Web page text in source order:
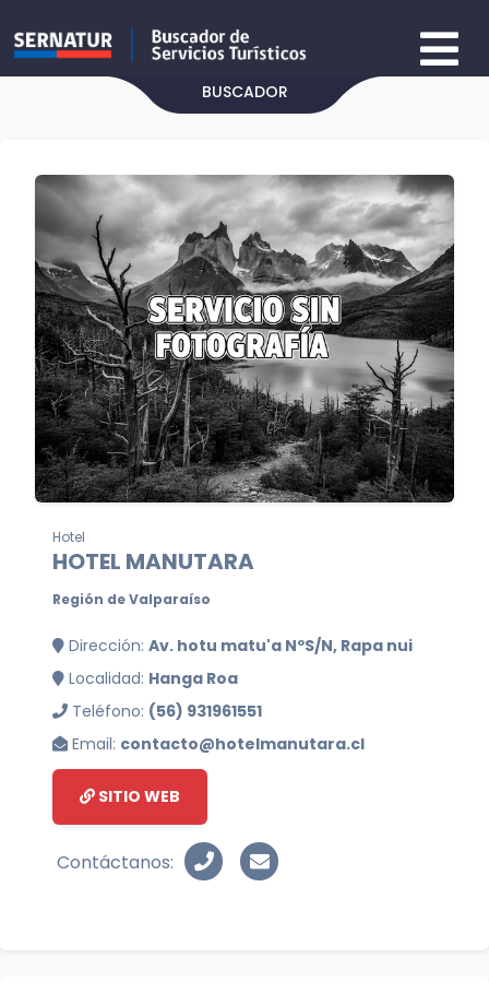
BUSCADOR
Hotel
HOTEL MANUTARA
Región de Valparaíso
Dirección: Av. hotu matu'a NºS/N, Rapa nui
Localidad: Hanga Roa
Teléfono: (56) 931961551
Email: contacto@hotelmanutara.cl
SITIO WEB
Contáctanos: